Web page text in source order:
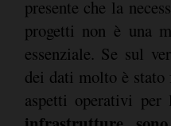
presente che la
progetti non è una
essenziale. Se sul
dei dati molto è
aspetti operativi per